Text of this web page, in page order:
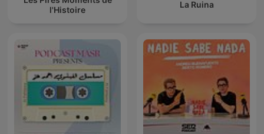
l'Histoire
La Ruina